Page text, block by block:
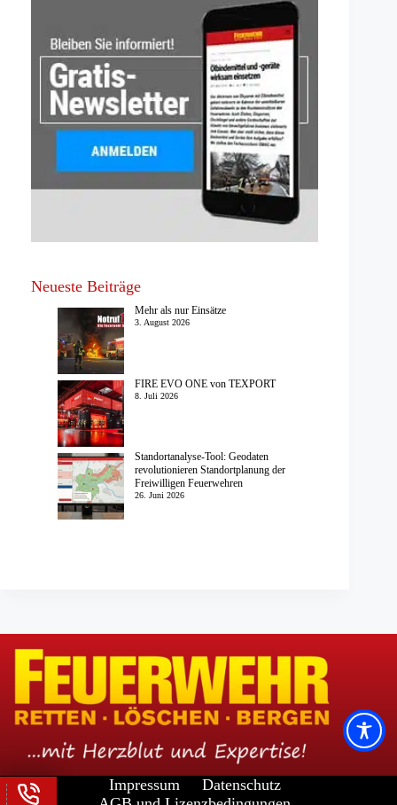
Neueste Beiträge
Mehr als nur Einsätze
3. August 2026
FIRE EVO ONE von TEXPORT
8. Juli 2026
Standortanalyse-Tool: Geodaten
revolutionieren Standortplanung der
Freiwilligen Feuerwehren
26. Juni 2026
Impressum
Datenschutz